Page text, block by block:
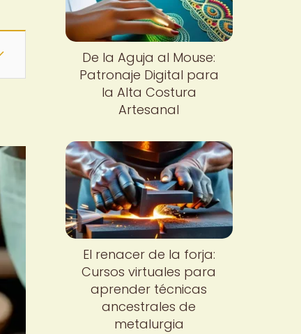
De la Aguja al Mouse:
Patronaje Digital para
la Alta Costura
Artesanal
El renacer de la forja:
Cursos virtuales para
aprender técnicas
ancestrales de
metalurgia